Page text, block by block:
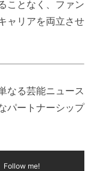
ことなく、ファン
ャリアを両立させ
なる芸能ニュース
パートナーシップ
Follow me!